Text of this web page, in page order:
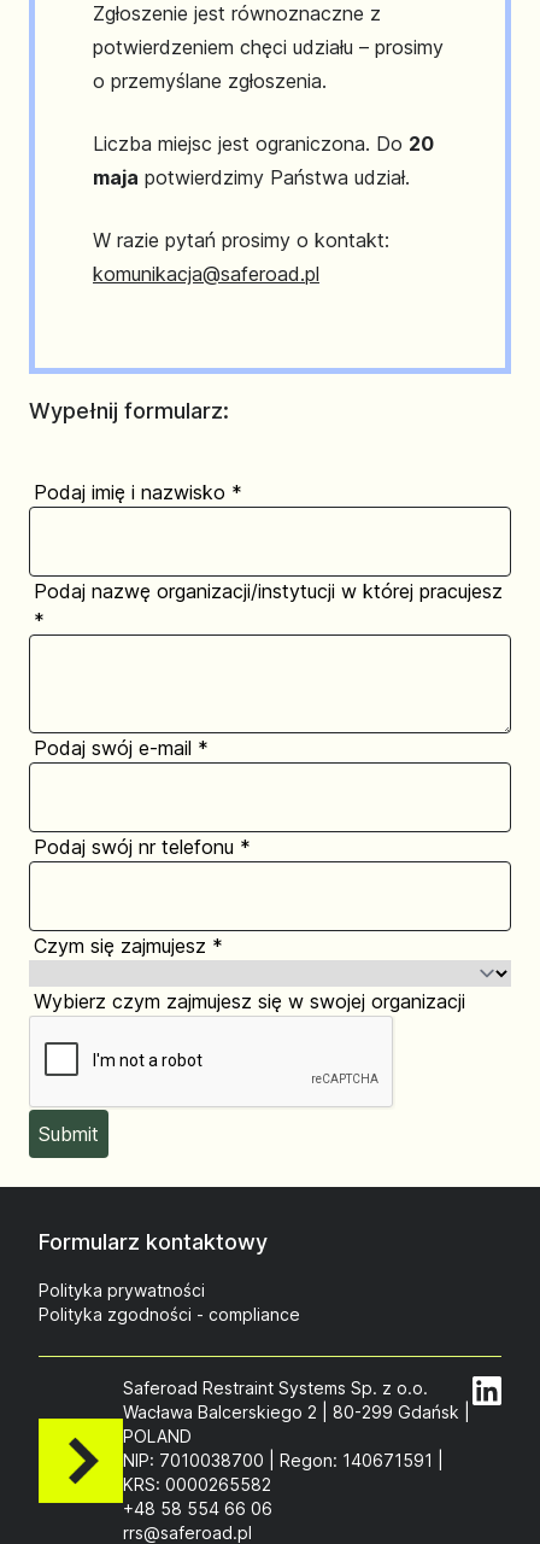
Zgłoszenie jest równoznaczne z
potwierdzeniem chęci udziału – prosimy
o przemyślane zgłoszenia.
Liczba miejsc jest ograniczona. Do 20
maja potwierdzimy Państwa udział.
W razie pytań prosimy o kontakt:
komunikacja@saferoad.pl
Wypełnij formularz:
Podaj imię i nazwisko *
Podaj nazwę organizacji/instytucji w której pracujesz
*
Podaj swój e-mail *
Podaj swój nr telefonu *
Czym się zajmujesz *
Wybierz czym zajmujesz się w swojej organizacji
Formularz kontaktowy
Polityka prywatności
Polityka zgodności - compliance
Saferoad Restraint Systems Sp. z o.o.
Wacława Balcerskiego 2 | 80-299 Gdańsk |
POLAND
NIP: 7010038700 | Regon: 140671591 |
KRS: 0000265582
+48 58 554 66 06
rrs@saferoad.pl